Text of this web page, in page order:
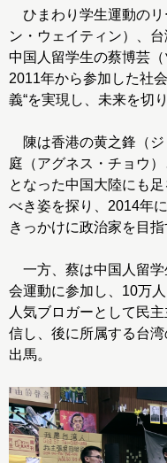
ひまわり学生運動のリ
ン・ウェイティン）、
中国人留学生の蔡博芸（
2011年から参加した社
義“を実現し、未来を切
陳は香港の黄之鋒（ジ
庭（アグネス・チョウ
となった中国大陸にも
べき姿を探り、2014年
きっかけに政治家を目指
一方、蔡は中国人留学
会運動に参加し、10万
人気ブロガーとして民
信し、後に所属する台
出馬。